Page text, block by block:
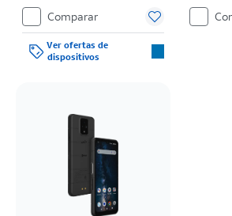
el precio de venta normal se paga al
momento de la compra. Existen
restricciones.
Comparar
Ver ofertas de
dispositivos